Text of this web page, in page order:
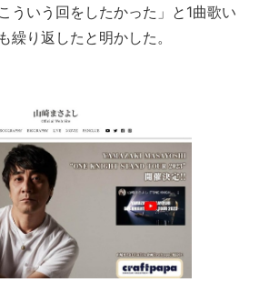
ういう回をしたかった」と1曲歌い
繰り返したと明かした。